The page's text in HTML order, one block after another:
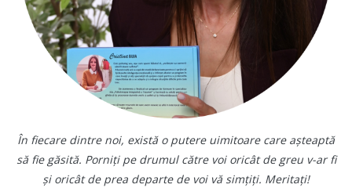
În fiecare dintre noi, există o putere uimitoare care așteaptă
să fie găsită. Porniți pe drumul către voi oricât de greu v-ar fi
și oricât de prea departe de voi vă simțiți. Meritați!